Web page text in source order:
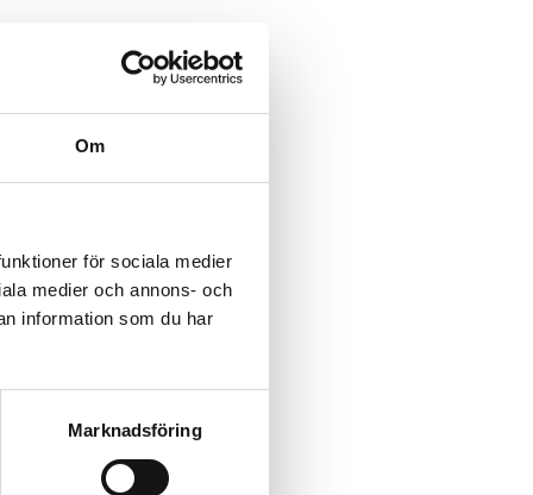
Om
för sociala medier
medier och annons- och
information som du har
Marknadsföring